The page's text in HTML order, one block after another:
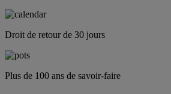
Droit de retour de 30 jours
Plus de 100 ans de savoir-faire